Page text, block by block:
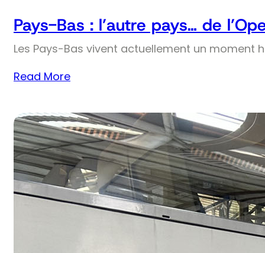
Pays-Bas : l’autre pays… de
Les Pays-Bas vivent actuellement un moment
Read More